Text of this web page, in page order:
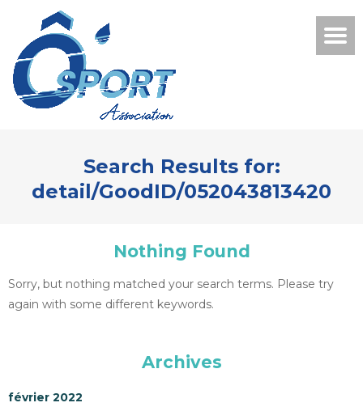
Search Results for:
detail/GoodID/052043813420
Nothing Found
Sorry, but nothing matched your search terms. Please try
again with some different keywords.
Archives
février 2022